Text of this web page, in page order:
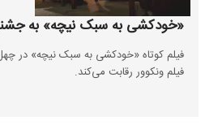
«خودکشی به سبک نیچه» به
فیلم کوتاه «خودکشی به سبک نیچه» در
فیلم ونکوور رقابت می‌کند.